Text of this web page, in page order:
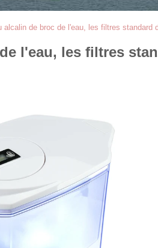
alcalin de broc de l'eau, les filtres
l'eau, les filtres